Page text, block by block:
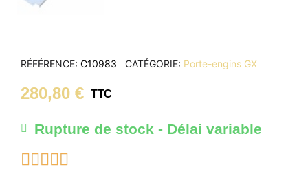
RÉFÉRENCE C10983 CATÉGORIE Porte-engins GX
280,80 € TTC
Rupture de stock - Délai variable
